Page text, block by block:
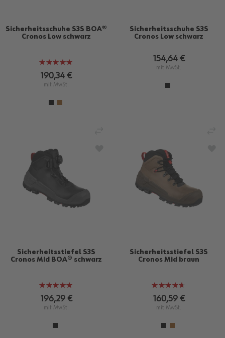
Sicherheitsschuhe S3S BOA®
Cronos Low schwarz
Bewertung:
100%
190,34 €
mit MwSt.
Sicherheitsschuhe S3S
Cronos Low schwarz
154,64 €
mit MwSt.
Sicherheitsstiefel S3S
Cronos Mid BOA® schwarz
Bewertung:
100%
196,29 €
mit MwSt.
ZUR WUNSCHLISTE HINZUFÜGEN
Sicherheitsstiefel S3S
Cronos Mid braun
Bewertung:
93%
160,59 €
mit MwSt.